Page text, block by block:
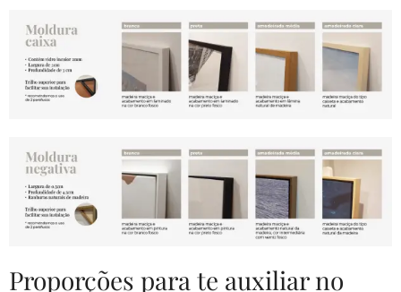
Proporções para te auxiliar no